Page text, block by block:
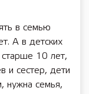
в семью
А в детских
10 лет,
и сестер, дети
нужна семья,